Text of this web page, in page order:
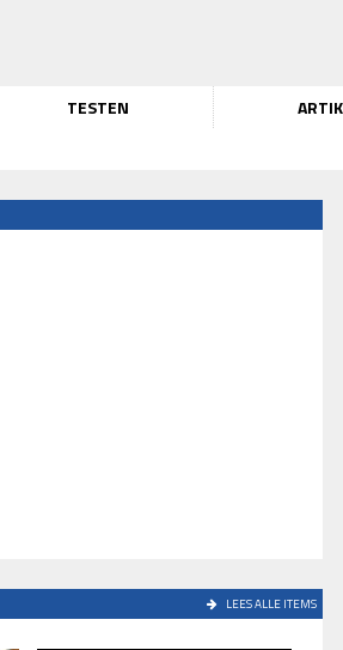
TESTEN
LEES ALLE ITEMS